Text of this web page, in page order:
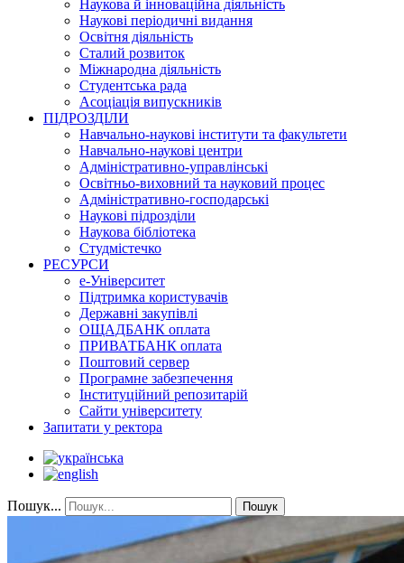
Наукова й інноваційна діяльність
Наукові періодичні видання
Освітня діяльність
Сталий розвиток
Міжнародна діяльність
Студентська рада
Асоціація випускників
ПІДРОЗДІЛИ
Навчально-наукові інститути та факультети
Навчально-наукові центри
Адміністративно-управлінські
Освітньо-виховний та науковий процес
Адміністративно-господарські
Наукові підрозділи
Наукова бібліотека
Студмістечко
РЕСУРСИ
е-Університет
Підтримка користувачів
Державні закупівлі
ОЩАДБАНК оплата
ПРИВАТБАНК оплата
Поштовий сервер
Програмне забезпечення
Інституційний репозитарій
Сайти університету
Запитати у ректора
Пошук... Пошук